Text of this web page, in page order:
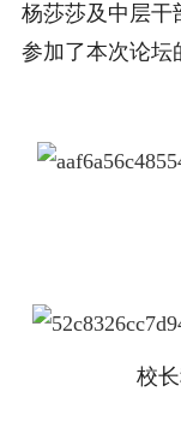
杨莎莎及中层干
参加了本次论坛
校